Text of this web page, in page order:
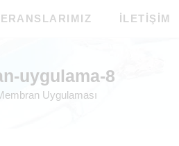
İLETIŞIM
uygulama-8
Uygulaması